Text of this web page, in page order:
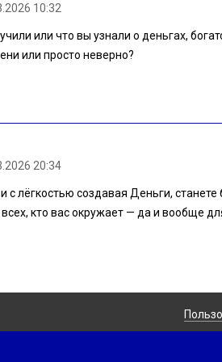
10:32
или что вы узнали о деньгах,
или просто неверно?
20:34
с лёгкостью создавая Деньги,
кто вас окружает — да и вообще